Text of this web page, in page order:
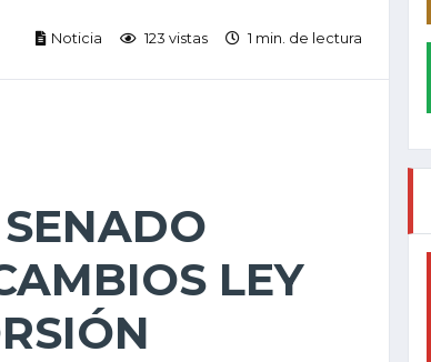
Noticia 123 vistas 1 min. de lectura
LEY